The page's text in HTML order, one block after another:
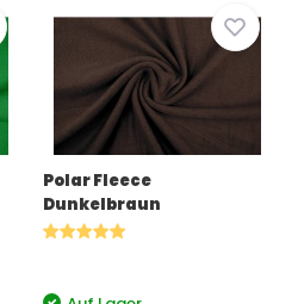
Polar Fleece
Dunkelbraun